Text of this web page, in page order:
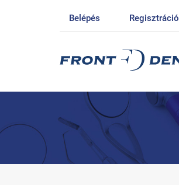
Belépés Regisztráció